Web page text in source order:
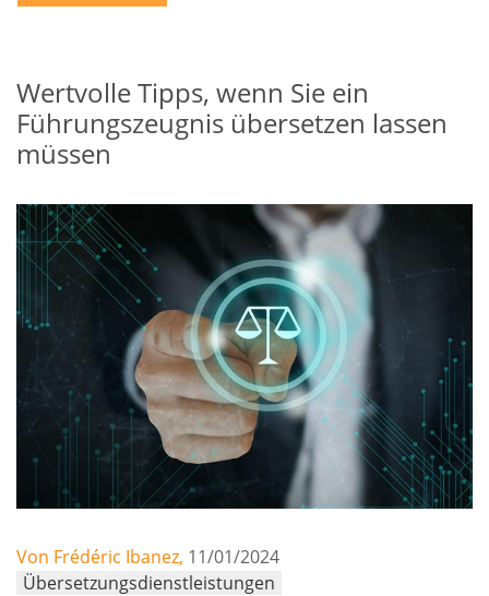
Wertvolle Tipps, wenn Sie ein
Führungszeugnis übersetzen lassen
müssen
Von Frédéric Ibanez, 11/01/2024
Übersetzungsdienstleistungen